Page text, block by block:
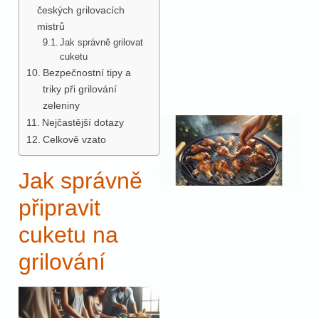
českých grilovacích
mistrů
Jak správně grilovat
cuketu
Bezpečnostní tipy a
triky při grilování
zeleniny
Nejčastější dotazy
Celkově vzato
Jak správně
připravit
cuketu na
grilování